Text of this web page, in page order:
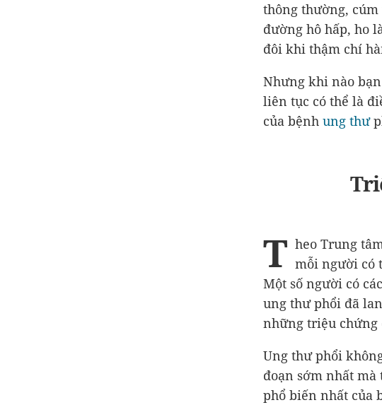
thông thường,
đường hô hấp, ho
đôi khi thậm chí
Nhưng khi nào
liên tục có thể là
của bệnh ung thư
T heo Trung
mỗi người có
Một số người có
ung thư phổi đã
những triệu chứng
Ung thư phổi
đoạn sớm nhất
phổ biến nhất của